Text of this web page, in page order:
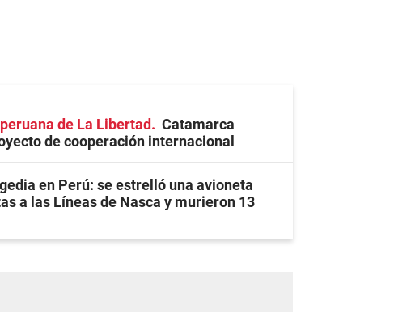
de La Libertad
Catamarca
de cooperación internacional
en Perú: se estrelló una avioneta
a las Líneas de Nasca y murieron 13